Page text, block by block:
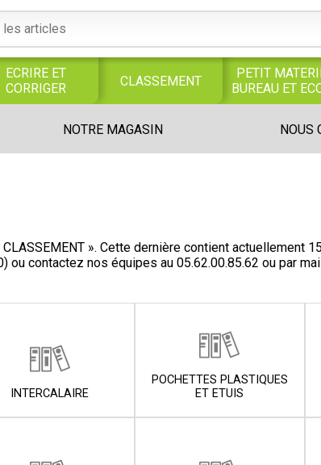
ECRIRE ET
CORRIGER
CLASSEMENT
PETIT
BUREAU ET
ALIMENTAIRES
MANUELS
NOTRE MAGASIN NOUS
». Cette dernière contient actuellement
ou contactez nos équipes au 05.62.00.85.62 ou par
INTERCALAIRE
POCHETTES PLASTIQUES
ET ETUIS